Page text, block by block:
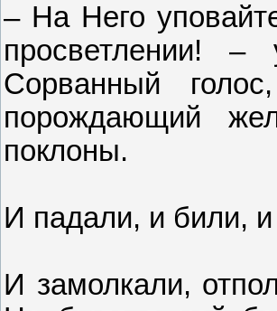
– На Него
просветлении!
Сорванный
порождающий
поклоны.
И падали, и били, и
И замолкали,